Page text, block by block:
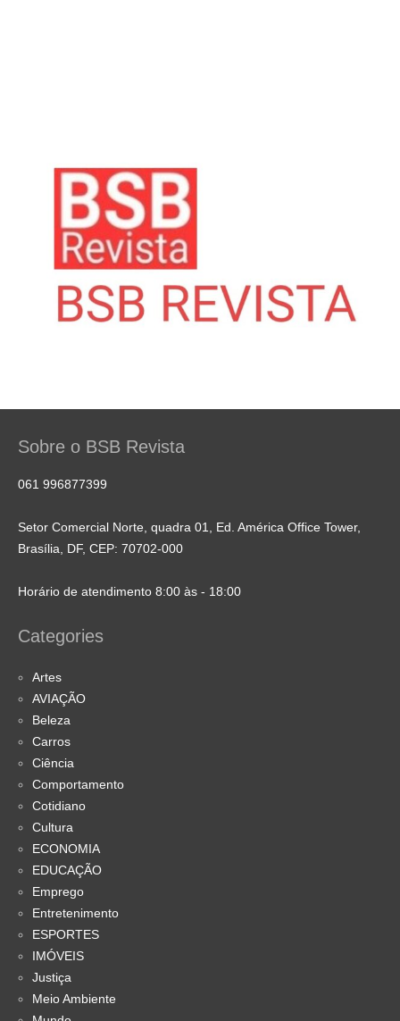
Sobre o BSB Revista
061 996877399
Setor Comercial Norte, quadra 01, Ed. América Office Tower,
Brasília, DF, CEP: 70702-000
Horário de atendimento 8:00 às - 18:00
Categories
Artes
AVIAÇÃO
Beleza
Carros
Ciência
Comportamento
Cotidiano
Cultura
ECONOMIA
EDUCAÇÃO
Emprego
Entretenimento
ESPORTES
IMÓVEIS
Justiça
Meio Ambiente